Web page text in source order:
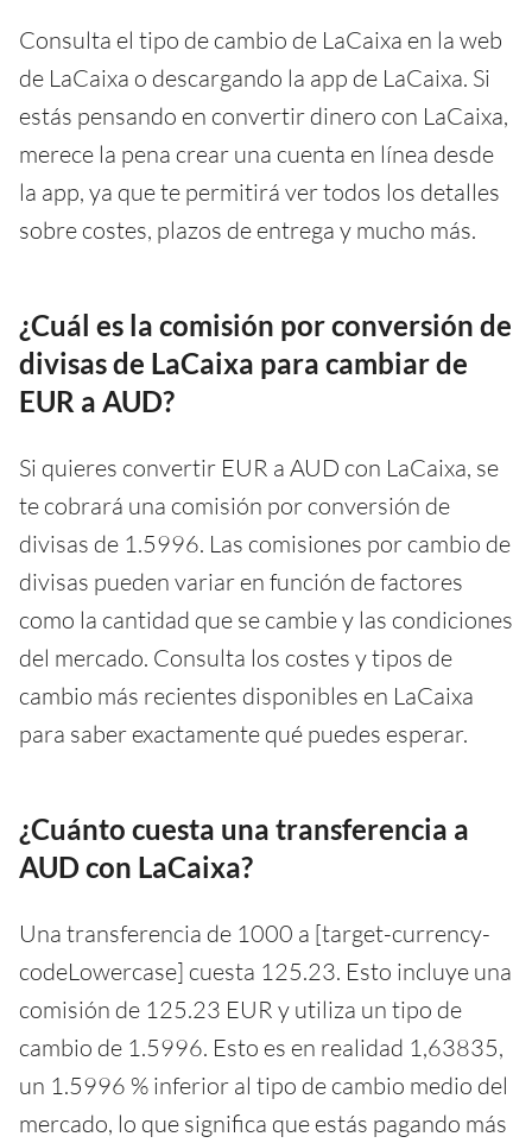
Consulta el tipo de cambio de LaCaixa en la web
de LaCaixa o descargando la app de LaCaixa. Si
estás pensando en convertir dinero con LaCaixa,
merece la pena crear una cuenta en línea desde
la app, ya que te permitirá ver todos los detalles
sobre costes, plazos de entrega y mucho más.
¿Cuál es la comisión por conversión de
divisas de LaCaixa para cambiar de
EUR a AUD?
Si quieres convertir EUR a AUD con LaCaixa, se
te cobrará una comisión por conversión de
divisas de 1.5996. Las comisiones por cambio de
divisas pueden variar en función de factores
como la cantidad que se cambie y las condiciones
del mercado. Consulta los costes y tipos de
cambio más recientes disponibles en LaCaixa
para saber exactamente qué puedes esperar.
¿Cuánto cuesta una transferencia a
AUD con LaCaixa?
Una transferencia de 1000 a [target-currency-
codeLowercase] cuesta 125.23. Esto incluye una
comisión de 125.23 EUR y utiliza un tipo de
cambio de 1.5996. Esto es en realidad 1,63835,
un 1.5996 % inferior al tipo de cambio medio del
mercado, lo que significa que estás pagando más